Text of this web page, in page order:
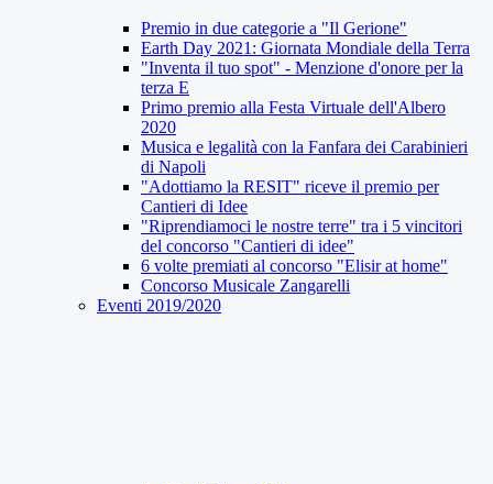
Premio in due categorie a "Il Gerione"
Earth Day 2021: Giornata Mondiale della Terra
"Inventa il tuo spot" - Menzione d'onore per la
terza E
Primo premio alla Festa Virtuale dell'Albero
2020
Musica e legalità con la Fanfara dei Carabinieri
di Napoli
"Adottiamo la RESIT" riceve il premio per
Cantieri di Idee
"Riprendiamoci le nostre terre" tra i 5 vincitori
del concorso "Cantieri di idee"
6 volte premiati al concorso "Elisir at home"
Concorso Musicale Zangarelli
Eventi 2019/2020